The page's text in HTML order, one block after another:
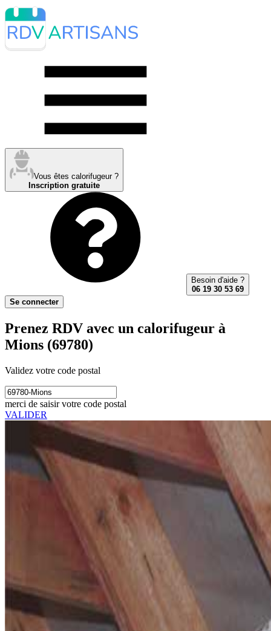
Vous êtes calorifugeur ?
Inscription gratuite
Besoin d'aide ?
06 19 30 53 69
Se connecter
Prenez RDV avec un calorifugeur à
Mions (69780)
Validez votre code postal
merci de saisir votre code postal
VALIDER